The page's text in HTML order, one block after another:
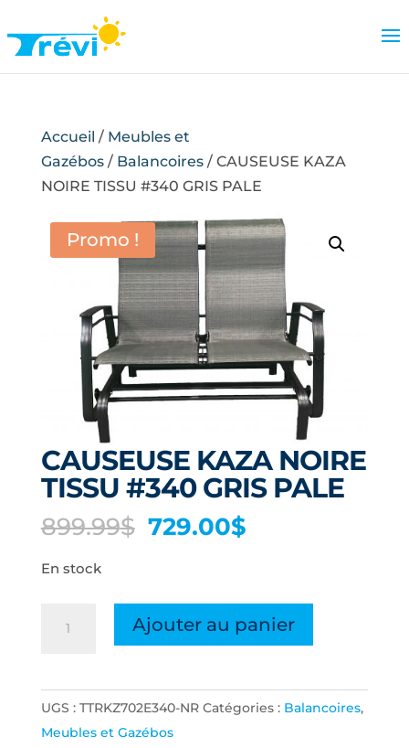
Accueil / Meubles et
Gazébos/ Balancoires/ CAUSEUSE KAZA
NOIRE TISSU #340 GRIS PALE
Promo !
CAUSEUSE KAZA NOIRE
TISSU #340 GRIS PALE
899.99$ Le
était :
899.99$.
729.00$Le
est :
729.00$.
En stock
KAZA
NOIRE
TISSU
Ajouter au panier
UGS : TTRKZ702E340-NR Catégories : Balancoires,
Meubles et Gazébos